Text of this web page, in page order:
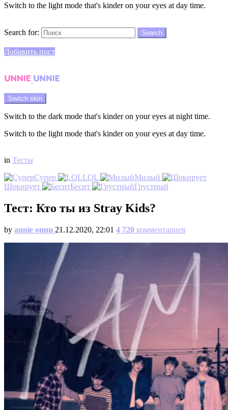
Switch to the light mode that's kinder on your eyes at day time.
Search for:
Search
Добавить пост
Switch skin
Switch to the dark mode that's kinder on your eyes at night time.
Switch to the light mode that's kinder on your eyes at day time.
in Тесты
Супер
LOL
Милый
Шокирует
Бесит Грустный
Тест: Кто ты из Stray Kids?
by annie онни 21.12.2020, 22:01 4 720 комментариев